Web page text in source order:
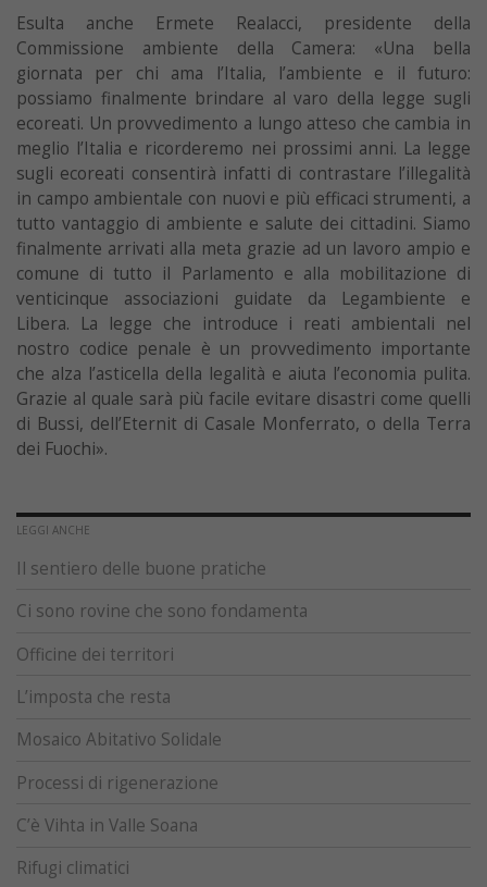
Esulta anche Ermete Realacci, presidente della
Commissione ambiente della Camera: «Una bella
giornata per chi ama l’Italia, l’ambiente e il futuro:
possiamo finalmente brindare al varo della legge sugli
ecoreati. Un provvedimento a lungo atteso che cambia in
meglio l’Italia e ricorderemo nei prossimi anni. La legge
sugli ecoreati consentirà infatti di contrastare l’illegalità
in campo ambientale con nuovi e più efficaci strumenti, a
tutto vantaggio di ambiente e salute dei cittadini. Siamo
finalmente arrivati alla meta grazie ad un lavoro ampio e
comune di tutto il Parlamento e alla mobilitazione di
venticinque associazioni guidate da Legambiente e
Libera. La legge che introduce i reati ambientali nel
nostro codice penale è un provvedimento importante
che alza l’asticella della legalità e aiuta l’economia pulita.
Grazie al quale sarà più facile evitare disastri come quelli
di Bussi, dell’Eternit di Casale Monferrato, o della Terra
dei Fuochi».
LEGGI ANCHE
Il sentiero delle buone pratiche
Ci sono rovine che sono fondamenta
Officine dei territori
L’imposta che resta
Mosaico Abitativo Solidale
Processi di rigenerazione
C’è Vihta in Valle Soana
Rifugi climatici